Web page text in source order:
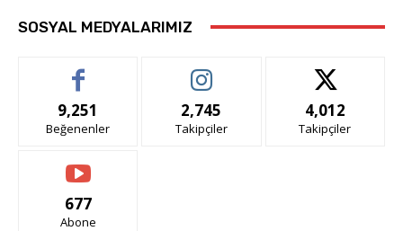
SOSYAL MEDYALARIMIZ
9,251
Beğenenler
2,745
Takipçiler
4,012
Takipçiler
677
Abone